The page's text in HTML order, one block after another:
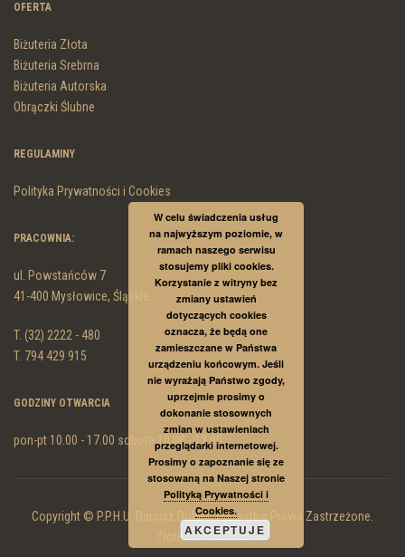
OFERTA
Biżuteria Złota
Biżuteria Srebrna
Biżuteria Autorska
Obrączki Ślubne
REGULAMINY
Polityka Prywatności i Cookies
PRACOWNIA:
ul. Powstańców 7
41-400 Mysłowice, Śląskie
T. (32) 2222 - 480
T. 794 429 915
GODZINY OTWARCIA
pon-pt 10.00 - 17.00 sobota 10.00 - 13.00
Copyright © P.P.H.U. Dariusz Dobek. Wszystkie Prawa Zastrzeżone.
Złotnik Mysłowice
W celu świadczenia usług
na najwyższym poziomie, w
ramach naszego serwisu
stosujemy pliki cookies.
Korzystanie z witryny bez
zmiany ustawień
dotyczących cookies
oznacza, że będą one
zamieszczane w Państwa
urządzeniu końcowym. Jeśli
nie wyrażają Państwo zgody,
uprzejmie prosimy o
dokonanie stosownych
zmian w ustawieniach
przeglądarki internetowej.
Prosimy o zapoznanie się ze
stosowaną na Naszej stronie
Polityką Prywatności i
Cookies.
AKCEPTUJE